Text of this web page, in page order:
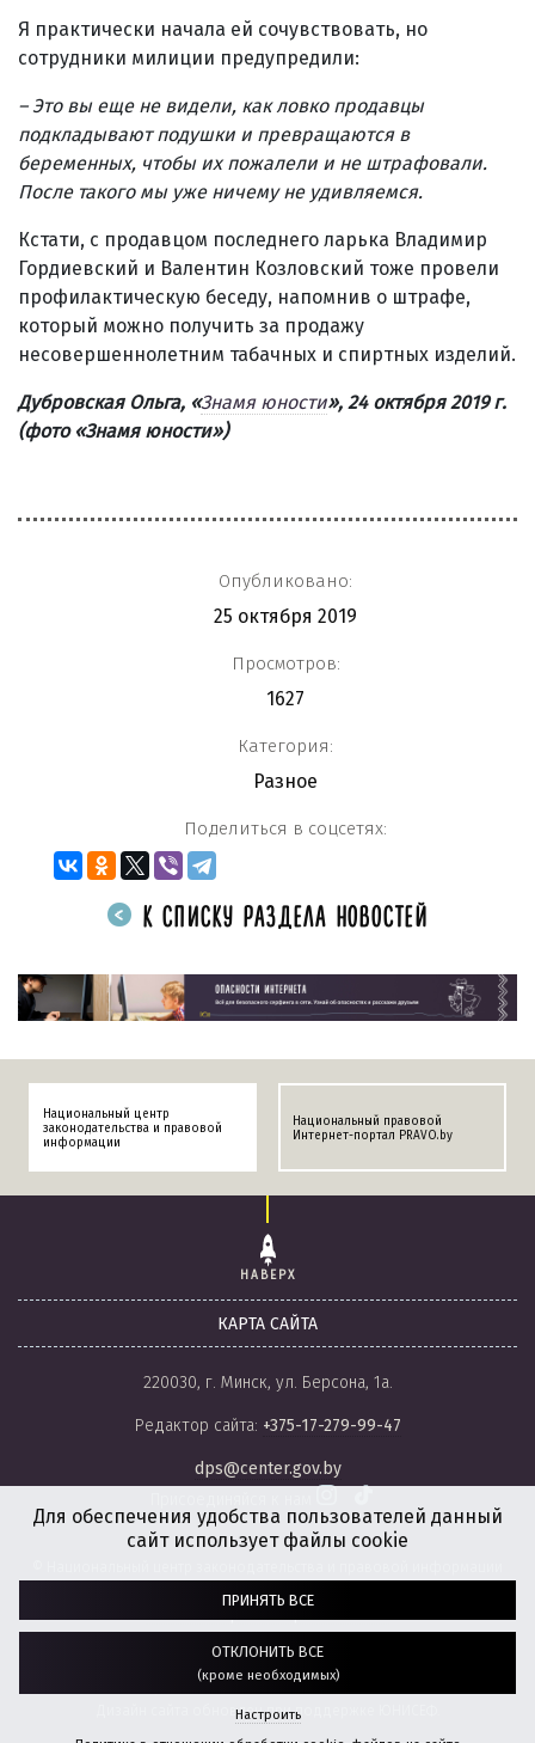
Я практически начала ей сочувствовать, но
сотрудники милиции предупредили:
– Это вы еще не видели, как ловко продавцы
подкладывают подушки и превращаются в
беременных, чтобы их пожалели и не штрафовали.
После такого мы уже ничему не удивляемся.
Кстати, с продавцом последнего ларька Владимир
Гордиевский и Валентин Козловский тоже провели
профилактическую беседу, напомнив о штрафе,
который можно получить за продажу
несовершеннолетним табачных и спиртных изделий.
Дубровская Ольга, «Знамя юности», 24 октября 2019 г.
(фото «Знамя юности»)
Опубликовано:
25 октября 2019
Просмотров:
1627
Категория:
Разное
Поделиться в соцсетях:
К СПИСКУ РАЗДЕЛА НОВОСТЕЙ
Национальный центр
законодательства и правовой
информации
Национальный правовой
Интернет-портал PRAVO.by
НАВЕРХ
КАРТА САЙТА
220030, г. Минск, ул. Берсона, 1а.
Редактор сайта: +375-17-279-99-47
dps@center.gov.by
Разработка сайта: агентство
“ГЕНШТАБ”
Дизайн сайта обновлен при поддержке ЮНИСЕФ.
Для обеспечения удобства пользователей данный
сайт использует файлы cookie
ПРИНЯТЬ ВСЕ
ОТКЛОНИТЬ ВСЕ
(кроме необходимых)
Настроить